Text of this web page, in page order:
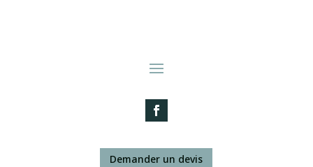
Demander un devis